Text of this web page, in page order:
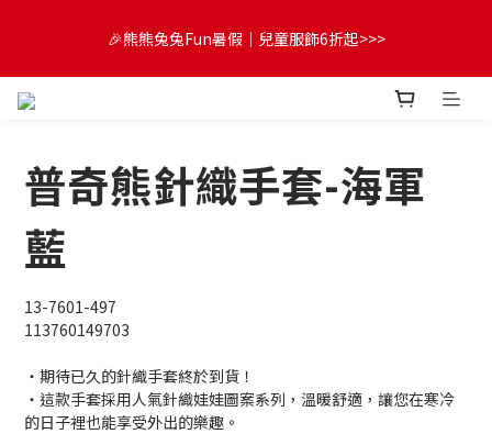
💌】
🎉熊熊兔兔Fun暑假｜兒童服飾6折起>>>
😍FUN暑假！童裝開心購【滿$3,000，送$300 (最高回饋$1,200)
💌】
普奇熊針織手套-海軍
藍
13-7601-497
113760149703
・期待已久的針織手套終於到貨！
・這款手套採用人氣針織娃娃圖案系列，溫暖舒適，讓您在寒冷
的日子裡也能享受外出的樂趣。